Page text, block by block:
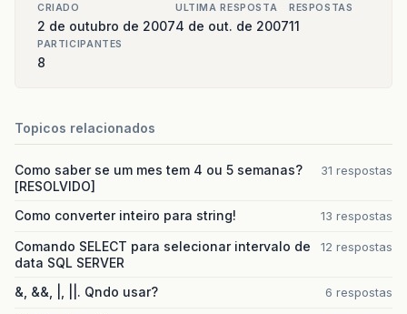
CRIADO
2 de outubro de 2007
ULTIMA RESPOSTA
4 de out. de 2007
RESPOSTAS
11
PARTICIPANTES
8
Topicos relacionados
Como saber se um mes tem 4 ou 5 semanas?
[RESOLVIDO]
31 respostas
Como converter inteiro para string! 13 respostas
Comando SELECT para selecionar intervalo de
data SQL SERVER
12 respostas
&, &&, |, ||. Qndo usar? 6 respostas